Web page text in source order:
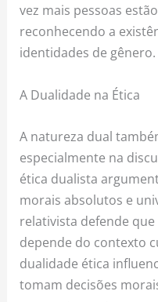
vez mais pessoas
reconhecendo a
identidades de gênero.
A Dualidade na Ética
A natureza dual
especialmente na
ética dualista
morais absolutos e
relativista defende
depende do contexto
dualidade ética
tomam decisões